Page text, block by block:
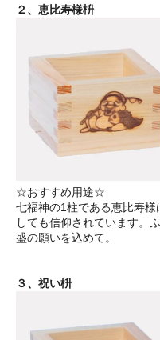
２、恵比寿様枡
☆おすすめ用途☆
七福神の1柱である恵比寿
しても信仰されています。
盛の願いを込めて。
３、祝い枡